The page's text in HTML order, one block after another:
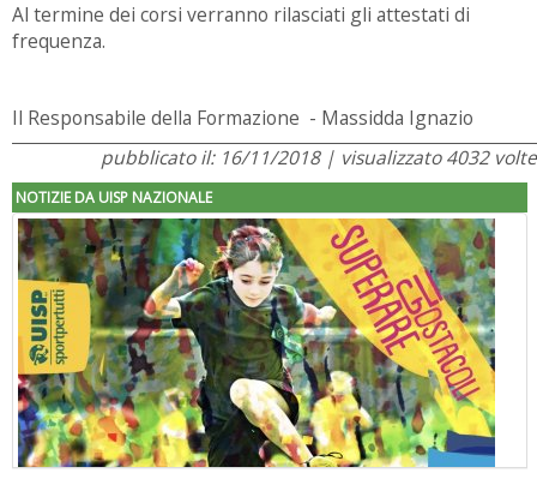
Al termine dei corsi verranno rilasciati gli attestati di
frequenza.
Il Responsabile della Formazione - Massidda Ignazio
pubblicato il: 16/11/2018 | visualizzato 4032 volte
NOTIZIE DA UISP NAZIONALE